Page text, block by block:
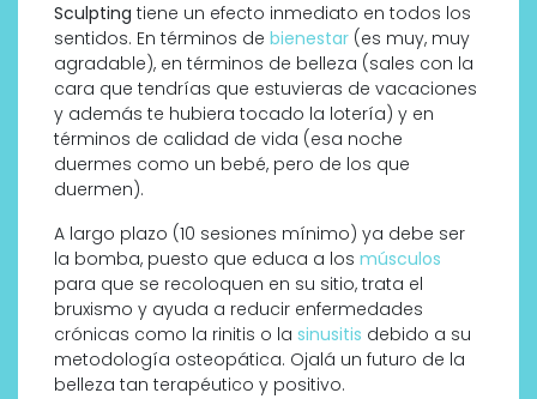
Sculpting tiene un efecto inmediato en todos los
sentidos. En términos de bienestar (es muy, muy
agradable), en términos de belleza (sales con la
cara que tendrías que estuvieras de vacaciones
y además te hubiera tocado la lotería) y en
términos de calidad de vida (esa noche
duermes como un bebé, pero de los que
duermen).
A largo plazo (10 sesiones mínimo) ya debe ser
la bomba, puesto que educa a los músculos
para que se recoloquen en su sitio, trata el
bruxismo y ayuda a reducir enfermedades
crónicas como la rinitis o la sinusitis debido a su
metodología osteopática. Ojalá un futuro de la
belleza tan terapéutico y positivo.